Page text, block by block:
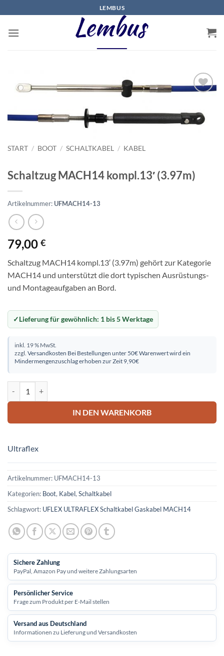
Inhalt
springen
LEMBUS
START / BOOT / SCHALTKABEL / KABEL
Schaltzug MACH14 kompl.13′ (3.97m)
Artikelnummer:UFMACH14-13
79,00 €
Schaltzug MACH14 kompl.13′ (3.97m) gehört zur Kategorie
MACH14 und unterstützt die dort typischen Ausrüstungs-
und Montageaufgaben an Bord.
Lieferung für gewöhnlich: 1 bis 5 Werktage
inkl. 19 % MwSt.
zzgl. Versandkosten Bei Bestellungen unter 50€ Warenwert wird ein
Mindermengenzuschlag erhoben zur Zeit 9,90€
IN DEN WARENKORB
Ultraflex
Artikelnummer: UFMACH14-13
Kategorien: Boot, Kabel, Schaltkabel
Schlagwort: UFLEX ULTRAFLEX Schaltkabel Gaskabel MACH14
Sichere Zahlung
PayPal, Amazon Pay und weitere Zahlungsarten
Persönlicher Service
Frage zum Produkt per E-Mail stellen
Versand aus Deutschland
Informationen zu Lieferung und Versandkosten